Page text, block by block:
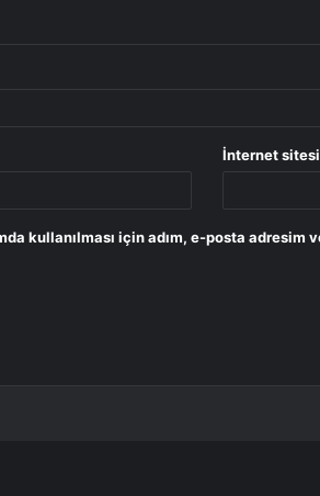
İnternet sitesi
kullanılması için adım, e-posta adresim